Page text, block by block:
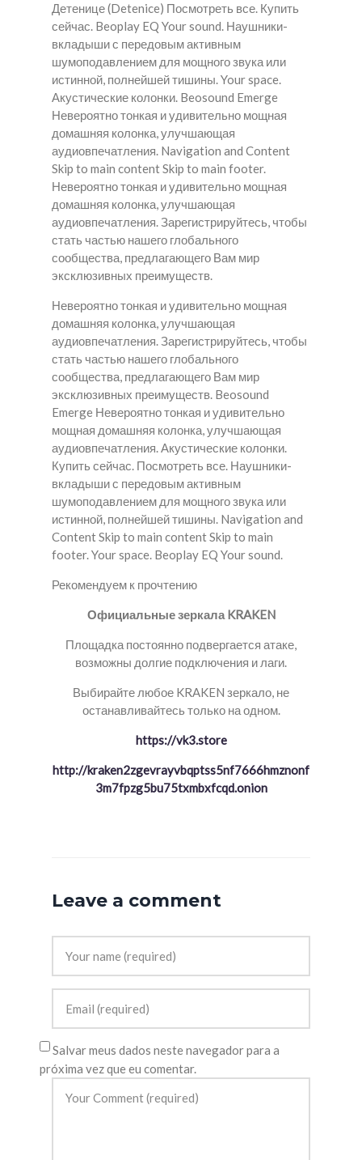
Детенице (Detenice) Посмотреть все. Купить
сейчас. Beoplay EQ Your sound. Наушники-
вкладыши с передовым активным
шумоподавлением для мощного звука или
истинной, полнейшей тишины. Your space.
Акустические колонки. Beosound Emerge
Невероятно тонкая и удивительно мощная
домашняя колонка, улучшающая
аудиовпечатления. Navigation and Content
Skip to main content Skip to main footer.
Невероятно тонкая и удивительно мощная
домашняя колонка, улучшающая
аудиовпечатления. Зарегистрируйтесь, чтобы
стать частью нашего глобального
сообщества, предлагающего Вам мир
эксклюзивных преимуществ.
Невероятно тонкая и удивительно мощная
домашняя колонка, улучшающая
аудиовпечатления. Зарегистрируйтесь, чтобы
стать частью нашего глобального
сообщества, предлагающего Вам мир
эксклюзивных преимуществ. Beosound
Emerge Невероятно тонкая и удивительно
мощная домашняя колонка, улучшающая
аудиовпечатления. Акустические колонки.
Купить сейчас. Посмотреть все. Наушники-
вкладыши с передовым активным
шумоподавлением для мощного звука или
истинной, полнейшей тишины. Navigation and
Content Skip to main content Skip to main
footer. Your space. Beoplay EQ Your sound.
Рекомендуем к прочтению
Официальные зеркала KRAKEN
Площадка постоянно подвергается атаке,
возможны долгие подключения и лаги.
Выбирайте любое KRAKEN зеркало, не
останавливайтесь только на одном.
https://vk3.store
http://kraken2zgevrayvbqptss5nf7666hmznonf
3m7fpzg5bu75txmbxfcqd.onion
Leave a comment
Salvar meus dados neste navegador para a
próxima vez que eu comentar.